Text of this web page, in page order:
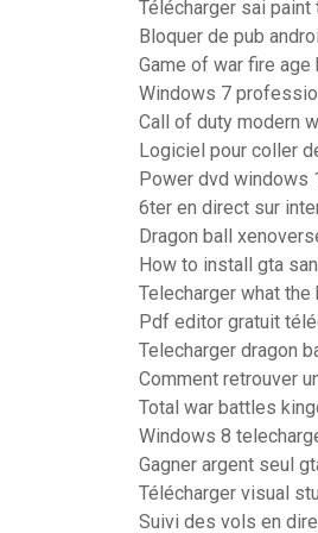
Télécharger sai
Bloquer de pub
Game of war fire age
Windows 7
Call of duty modern
Logiciel pour coller
Power dvd windows
6ter en direct sur
Dragon ball
How to install gta
Telecharger what the
Pdf editor gratuit
Telecharger dragon
Comment retrouver
Total war battles
Windows 8
Gagner argent seul
Télécharger visual
Suivi des vols en